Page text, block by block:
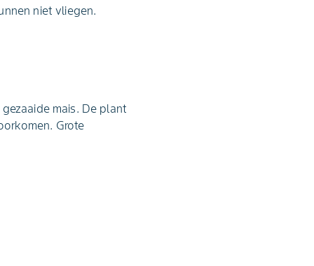
niet vliegen.
mais. De plant
Grote